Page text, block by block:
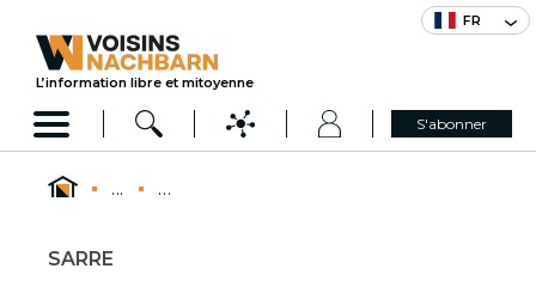
FR
L’information libre et mitoyenne
S'abonner
... ...
SARRE